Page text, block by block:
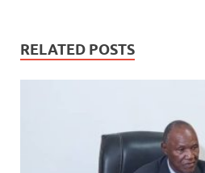
RELATED POSTS